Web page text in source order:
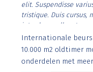
elit. Suspendisse
tristique. Duis cursus,
interdum nulla, ut
Aenean faucibus nibh
imperdiet. Nunc ut
Internationale
10.000 m2 oldtimer
onderdelen met